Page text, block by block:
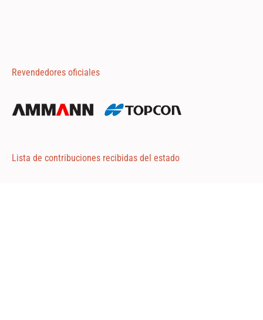
Revendedores oficiales
Lista de contribuciones recibidas del estado